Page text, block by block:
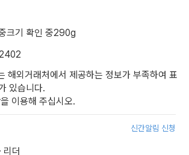
크기 확인 중290g
해외거래처에서 제공하는 정보가 부족하여 표
있습니다.
을 이용해 주십시오.
신간알림 신청
리더